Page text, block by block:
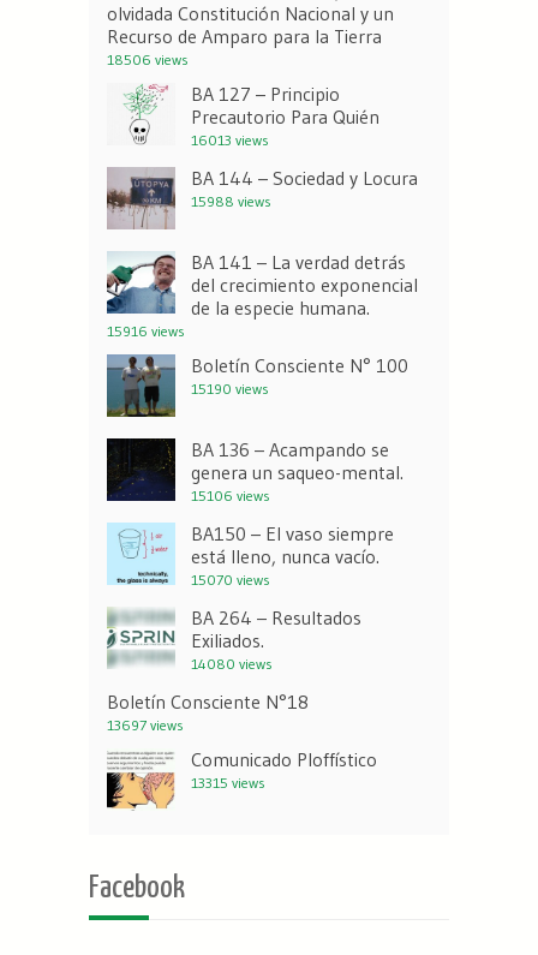
olvidada Constitución Nacional y un
Recurso de Amparo para la Tierra
18506 views
BA 127 – Principio
Precautorio Para Quién
16013 views
BA 144 – Sociedad y Locura
15988 views
BA 141 – La verdad detrás
del crecimiento exponencial
de la especie humana.
15916 views
Boletín Consciente N° 100
15190 views
BA 136 – Acampando se
genera un saqueo-mental.
15106 views
BA150 – El vaso siempre
está lleno, nunca vacío.
15070 views
BA 264 – Resultados
Exiliados.
14080 views
Boletín Consciente N°18
13697 views
Comunicado Ploffístico
13315 views
Facebook